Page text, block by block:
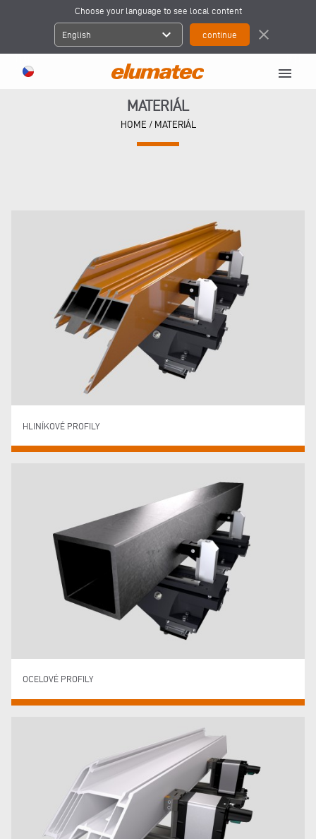
Choose your language to see local content
English expand_more close
menu
MATERIÁL
HOME / MATERIÁL
HLINÍKOVÉ PROFILY
OCELOVÉ PROFILY